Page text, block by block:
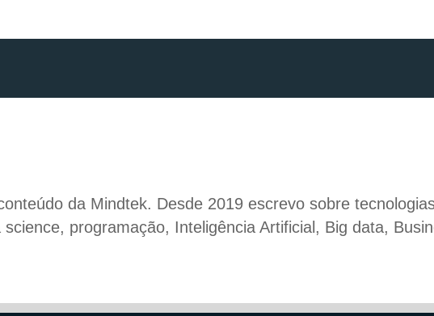
da Mindtek. Desde 2019 escrevo sobre
programação, Inteligência Artificial, Big data,